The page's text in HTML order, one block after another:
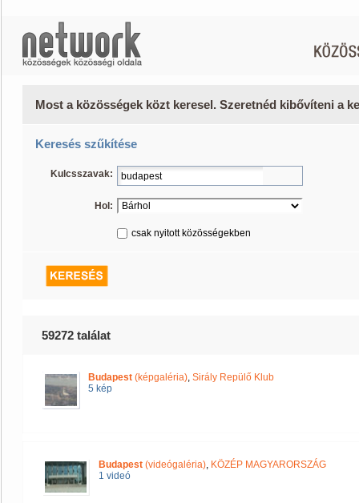
Most a közösségek közt keresel. Szeretnéd kibővíteni a
Keresés szűkítése
Kulcsszavak:
Hol:
csak nyitott közösségekben
59272 találat
Budapest (képgaléria), Sirály Repülő Klub
5 kép
Budapest (videógaléria), KÖZÉP MAGYARORSZÁG
1 videó